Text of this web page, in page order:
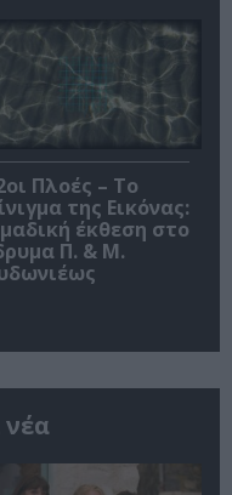
Πλοές – Το
της Εικόνας:
έκθεση στο
Π. & Μ.
νέα